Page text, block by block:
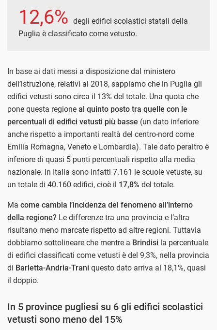
12,6% degli edifici scolastici statali della
Puglia è classificato come vetusto.
In base ai dati messi a disposizione dal ministero
dell’istruzione, relativi al 2018, sappiamo che in Puglia gli
edifici vetusti sono circa il 13% del totale. Una quota che
pone questa regione al quinto posto tra quelle con le
percentuali di edifici vetusti più basse (un dato inferiore
anche rispetto a importanti realtà del centro-nord come
Emilia Romagna, Veneto e Lombardia). Tale dato peraltro è
inferiore di quasi 5 punti percentuali rispetto alla media
nazionale. In Italia sono infatti 7.161 le scuole vetuste, su
un totale di 40.160 edifici, cioè il 17,8% del totale.
Ma come cambia l’incidenza del fenomeno all’interno
della regione? Le differenze tra una provincia e l’altra
risultano meno marcate rispetto ad altre regioni. Tuttavia
dobbiamo sottolineare che mentre a Brindisi la percentuale
di edifici classificati come vetusti è del 9,3%, nella provincia
di Barletta-Andria-Trani questo dato arriva al 18,1%, quasi
il doppio.
In 5 province pugliesi su 6 gli edifici scolastici
vetusti sono meno del 15%